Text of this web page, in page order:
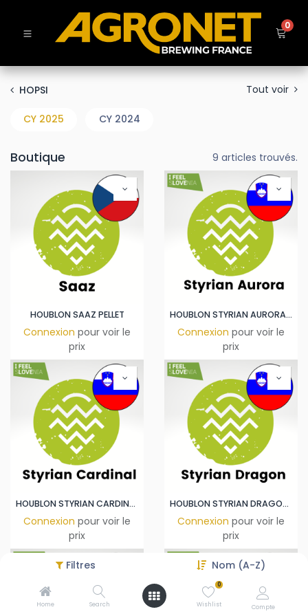
Filtres Nom (A-Z)
Home Search
0
Wishlist Compte
0
HOPSI Tout voir
CY 2025 CY 2024
Boutique 9 articles trouvés.
HOUBLON SAAZ PELLET
Connexion pour voir le
prix
HOUBLON STYRIAN AURORA PELLET
Connexion pour voir le
prix
HOUBLON STYRIAN CARDINAL PELLET
Connexion pour voir le
prix
HOUBLON STYRIAN DRAGON PELLET
Connexion pour voir le
prix